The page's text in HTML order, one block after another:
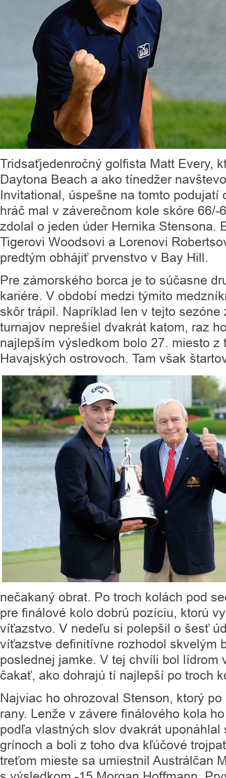
Tridsaťjedenročný golfista Matt Every,
Daytona Beach a ako tínedžer
Invitational, úspešne na tomto podujatí
hráč mal v záverečnom kole skóre 66/-
zdolal o jeden úder Hernika Stensona.
Tigerovi Woodsovi a Lorenovi
predtým obhájiť prvenstvo v Bay Hill.
Pre zámorského borca je to súčasne
kariére. V období medzi týmito
skôr trápil. Napríklad len v tejto
turnajov neprešiel dvakrát katom, raz
najlepším výsledkom bolo 27. miesto z
Havajských ostrovoch. Tam však
nečakaný obrat. Po troch kolách pod
pre finálové kolo dobrú pozíciu, ktorú
víťazstvo. V nedeľu si polepšil o šesť
víťazstve definitívne rozhodol skvelým
poslednej jamke. V tej chvíli bol lídrom
čakať, ako dohrajú tí najlepší po troch
Najviac ho ohrozoval Stenson, ktorý
rany. Lenže v závere finálového kola
podľa vlastných slov dvakrát uponáhlal
grínoch a boli z toho dva kľúčové
treťom mieste sa umiestnil Austrálčan